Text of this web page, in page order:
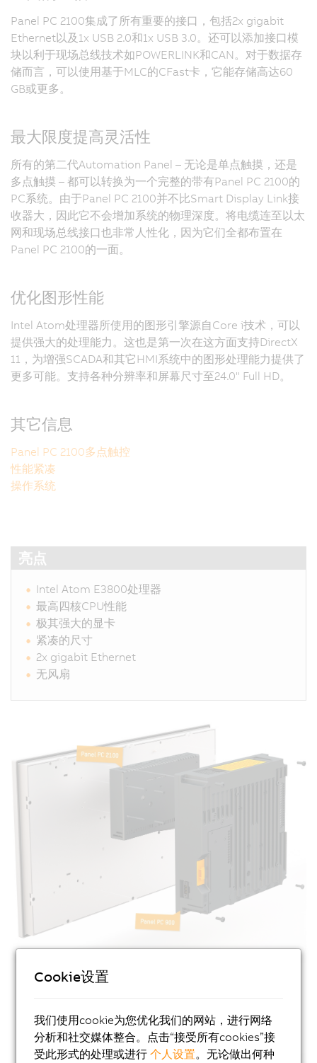
Panel PC 2100集成了所有重要的接口，包括2x gigabit
Ethernet以及1x USB 2.0和1x USB 3.0。还可以添加接口模
块以利于现场总线技术如POWERLINK和CAN。对于数据存
储而言，可以使用基于MLC的CFast卡，它能存储高达60
GB或更多。
最大限度提高灵活性
所有的第二代Automation Panel – 无论是单点触摸，还是
多点触摸 – 都可以转换为一个完整的带有Panel PC 2100的
PC系统。由于Panel PC 2100并不比Smart Display Link接
收器大，因此它不会增加系统的物理深度。将电缆连至以太
网和现场总线接口也非常人性化，因为它们全都布置在
Panel PC 2100的一面。
优化图形性能
Intel Atom处理器所使用的图形引擎源自Core i技术，可以
提供强大的处理能力。这也是第一次在这方面支持DirectX
11，为增强SCADA和其它HMI系统中的图形处理能力提供了
更多可能。支持各种分辨率和屏幕尺寸至24.0" Full HD。
其它信息
Panel PC 2100多点触控
性能紧凑
操作系统
亮点
Intel Atom E3800处理器
最高四核CPU性能
极其强大的显卡
紧凑的尺寸
2x gigabit Ethernet
无风扇
Cookie设置
我们使用cookie为您优化我们的网站，进行网络
分析和社交媒体整合。点击“接受所有cookies”接
受此形式的处理或进行个人设置。无论做出何种